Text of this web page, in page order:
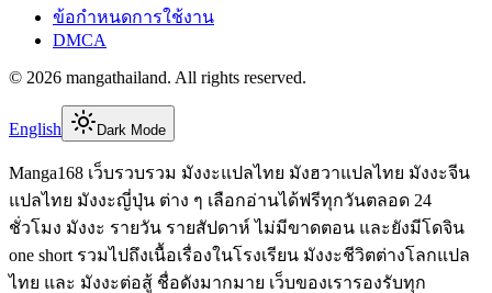
ข้อกำหนดการใช้งาน
DMCA
© 2026 mangathailand. All rights reserved.
English Dark Mode
Manga168 เว็บรวบรวม มังงะแปลไทย มังฮวาแปลไทย มังงะจีน
แปลไทย มังงะญี่ปุ่น ต่าง ๆ เลือกอ่านได้ฟรีทุกวันตลอด 24
ชั่วโมง มังงะ รายวัน รายสัปดาห์ ไม่มีขาดตอน และยังมีโดจิน
one short รวมไปถึงเนื้อเรื่องในโรงเรียน มังงะชีวิตต่างโลกแปล
ไทย และ มังงะต่อสู้ ชื่อดังมากมาย เว็บของเรารองรับทุก